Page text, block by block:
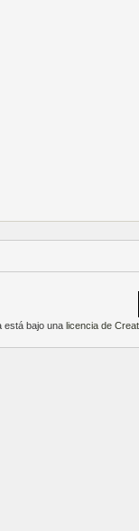
está bajo unalicencia de